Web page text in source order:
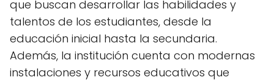
que buscan desarrollar las habilidades y
talentos de los estudiantes, desde la
educación inicial hasta la secundaria.
Además, la institución cuenta con modernas
instalaciones y recursos educativos que